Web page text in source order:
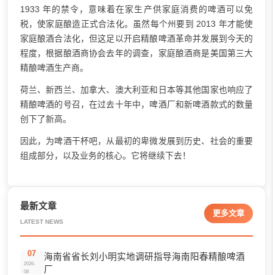
1933 年的禁令，意味着在家生产供家庭消费的啤酒可以免
税，使家庭酿造正式合法化。虽然每个州要到 2013 年才能使
家庭酿酒合法化，但这足以开启精酿啤酒革命并发展到今天的
程度，根据酿酒商协会去年的调查，家庭酿酒商是美国第三大
精酿啤酒生产商。
荷兰、新西兰、加拿大、澳大利亚和日本等其他国家也响应了
精酿啤酒的号召，在过去十年中，啤酒厂和新啤酒款式的数量
创下了新高。
因此，为啤酒干杯吧，从最初的卑微发展到历史、社会的重要
组成部分，以及业务的核心。它将继续下去！
最新文章
LATEST NEWS
更多文章
07
2026-
08
海南省省长刘小明实地调研指导海南阳春精酿啤酒
厂